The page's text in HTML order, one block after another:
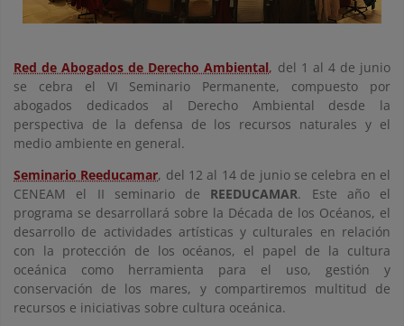
Red de Abogados de Derecho Ambiental, del 1 al 4 de junio
se cebra el VI Seminario Permanente, compuesto por
abogados dedicados al Derecho Ambiental desde la
perspectiva de la defensa de los recursos naturales y el
medio ambiente en general.
Seminario Reeducamar, del 12 al 14 de junio se celebra en el
CENEAM el II seminario de REEDUCAMAR. Este año el
programa se desarrollará sobre la Década de los Océanos, el
desarrollo de actividades artísticas y culturales en relación
con la protección de los océanos, el papel de la cultura
oceánica como herramienta para el uso, gestión y
conservación de los mares, y compartiremos multitud de
recursos e iniciativas sobre cultura oceánica.